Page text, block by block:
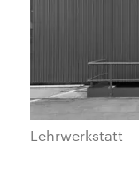
Lehrwerkstatt